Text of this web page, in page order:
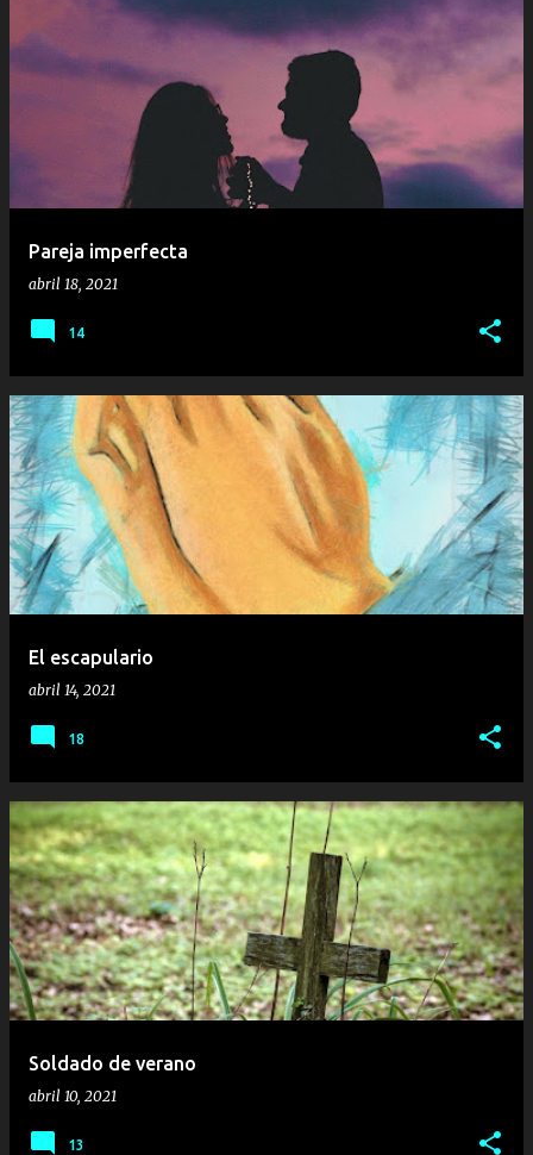
Pareja imperfecta
abril 18, 2021
14
El escapulario
abril 14, 2021
18
Soldado de verano
abril 10, 2021
13